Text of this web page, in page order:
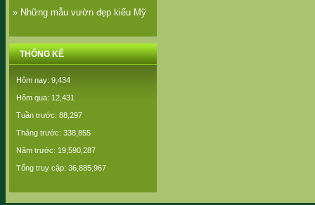
» Những mẫu vườn đẹp kiểu Mỹ
THỐNG KÊ
Hôm nay: 9,434
Hôm qua: 12,431
Tuần trước: 88,297
Tháng trước: 338,855
Năm trước: 19,590,287
Tổng truy cập: 36,885,967